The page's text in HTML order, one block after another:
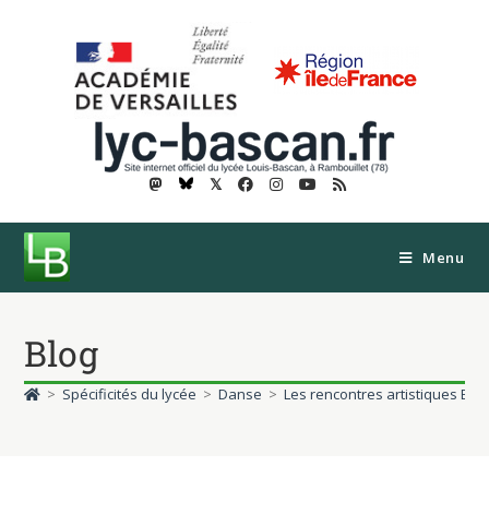
𝕏
Menu
Blog
> Spécificités du lycée > Danse > Les rencontres artistiques